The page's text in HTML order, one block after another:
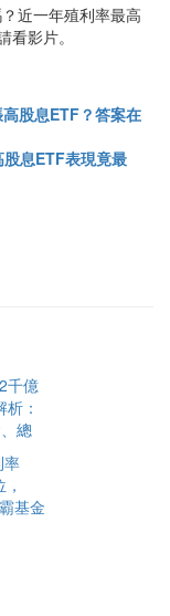
近一年殖利率最高
影片。
股息ETF？答案在
息ETF表現竟最
千億
：
總
率
基金